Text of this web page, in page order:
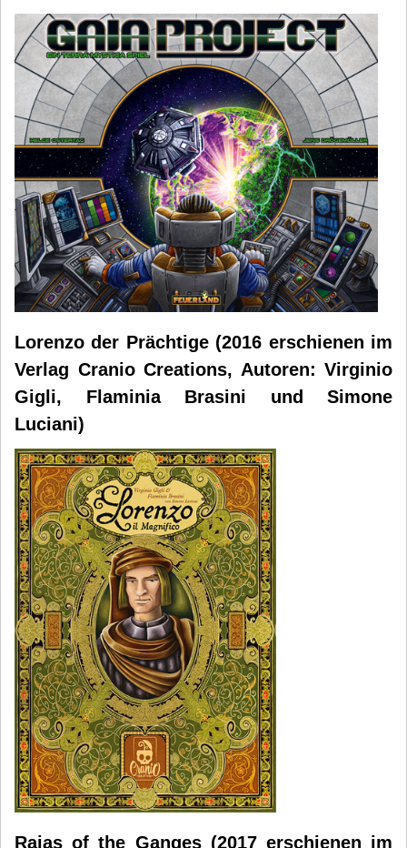
Lorenzo der Prächtige (2016 erschienen im
Verlag Cranio Creations, Autoren: Virginio
Gigli, Flaminia Brasini und Simone
Luciani)
Rajas of the Ganges (2017 erschienen im